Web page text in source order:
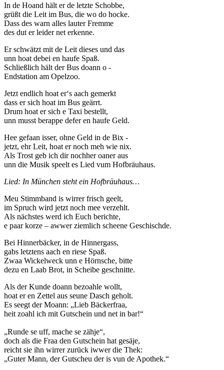
In de Hoand hält er de letzte Schobbe,
grüßt die Leit im Bus, die wo do hocke.
Dass des warn alles lauter Fremme
des dut er leider net erkenne.
Er schwätzt mit de Leit dieses und das
unn hoat debei en haufe Spaß.
Schließlich hält der Bus doann o -
Endstation am Opelzoo.
Jetzt endlich hoat er‘s aach gemerkt
dass er sich hoat im Bus geärrt.
Drum hoat er sich e Taxi bestellt,
unn musst berappe defer en haufe Geld.
Hee gefaan isser, ohne Geld in de Bix -
jetzt, ehr Leit, hoat er noch meh wie nix.
Als Trost geb ich dir nochher oaner aus
unn die Musik speelt es Lied vum Hofbräuhaus.
Lied: In München steht ein Hofbräuhaus…
Meu Stimmband is wirrer frisch geelt,
im Spruch wird jetzt noch mee verzehlt.
Als nächstes werd ich Euch berichte,
e paar korze – awwer ziemlich scheene Geschischde.
Bei Hinnerbäcker, in de Hinnergass,
gabs letztens aach en riese Spaß.
Zwaa Wickelweck unn e Hörnsche, bitte
dezu en Laab Brot, in Scheibe geschnitte.
Als der Kunde doann bezoahle wollt,
hoat er en Zettel aus seune Dasch geholt.
Es seegt der Moann: „Lieb Bäckerfraa,
heit zoahl ich mit Gutschein und net in bar!“
„Runde se uff, mache se zähje“,
doch als die Fraa den Gutschein hat gesäje,
reicht sie ihn wirrer zurück iwwer die Thek:
„Guter Mann, der Gutscheu der is vun de Apothek.“